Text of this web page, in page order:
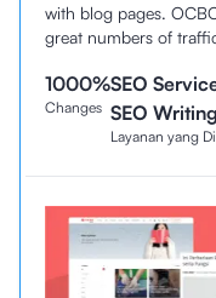
with blog pages.
great numbers of
1000%
Changes
SEO
SEO Writing
Layanan yang